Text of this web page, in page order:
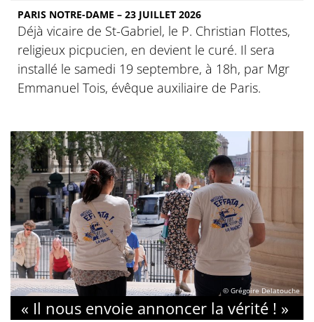
PARIS NOTRE-DAME – 23 JUILLET 2026
Déjà vicaire de St-Gabriel, le P. Christian Flottes,
religieux picpucien, en devient le curé. Il sera
installé le samedi 19 septembre, à 18h, par Mgr
Emmanuel Tois, évêque auxiliaire de Paris.
© Grégoire Delatouche
« Il nous envoie annoncer la vérité ! »